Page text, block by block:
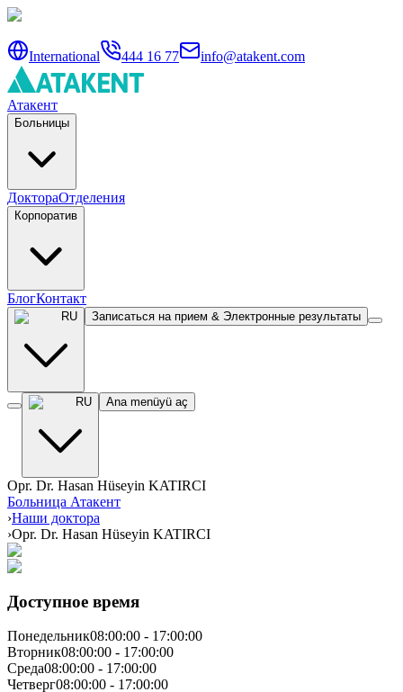
International 444 16 77 info@atakent.com
Атакент
Больницы
ДоктораОтделения
Корпоратив
БлогКонтакт
RU Записаться на прием & Электронные результаты
RU Ana menüyü aç
Opr. Dr. Hasan Hüseyin KATIRCI
Больница Атакент
›Наши доктора
›Opr. Dr. Hasan Hüseyin KATIRCI
Доступное время
Понедельник08:00:00 - 17:00:00
Вторник08:00:00 - 17:00:00
Среда08:00:00 - 17:00:00
Четверг08:00:00 - 17:00:00